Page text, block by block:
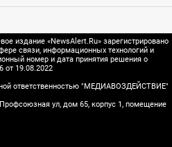
издание «NewsAlert.Ru» зарегистрировано
связи, информационных технологий и
номер и дата принятия решения о
19.08.2022
ответственностью "МЕДИАВОЗДЕЙСТВИЕ"
ул, дом 65, корпус 1, помещение